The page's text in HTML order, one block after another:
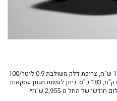
בקטלוג
ליסינג
, מחיר מחירון 187,900 ש"ח, צריכת דלק משולבת 0.9 ליטר/100
ק"מ, טווח נסיעה של המנוע החשמלי 61 ק"מ, 183 כ"ס. ניתן לעשות מגוון עסקאות
של החל מ-2,955 ש"ח*